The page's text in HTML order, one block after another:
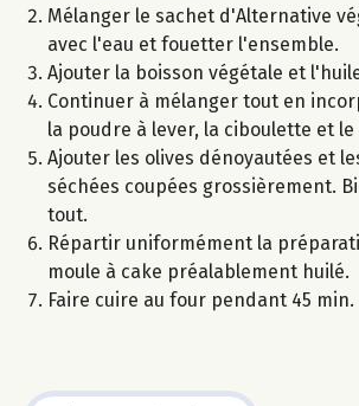
Mélanger le sachet d'Alternative
avec l'eau et fouetter l'ensemble.
Ajouter la boisson végétale et
Continuer à mélanger tout en
la poudre à lever, la ciboulette et le
Ajouter les olives dénoyautées et
séchées coupées grossièrement.
tout.
Répartir uniformément la
moule à cake préalablement huilé.
Faire cuire au four pendant 45 min.